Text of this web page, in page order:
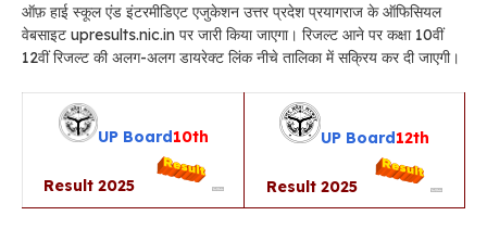
ऑफ़ हाई स्कूल एंड इंटरमीडिएट एजुकेशन उत्तर प्रदेश प्रयागराज के ऑफिसियल
वेबसाइट upresults.nic.in पर जारी किया जाएगा। रिजल्ट आने पर कक्षा 10वीं
12वीं रिजल्ट की अलग-अलग डायरेक्ट लिंक नीचे तालिका में सक्रिय कर दी जाएगी।
UPBoard10th
Result 2025
UP Board12th
Result 2025